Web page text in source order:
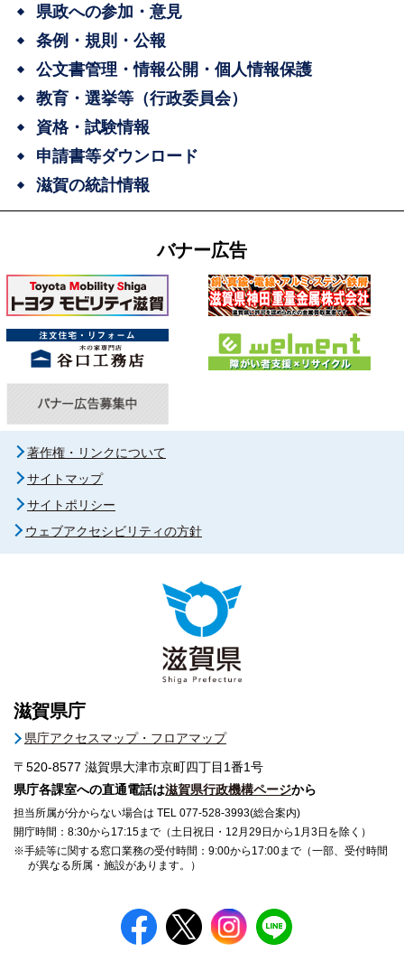
県政への参加・意見
条例・規則・公報
公文書管理・情報公開・個人情報保護
教育・選挙等（行政委員会）
資格・試験情報
申請書等ダウンロード
滋賀の統計情報
バナー広告
著作権・リンクについて
サイトマップ
サイトポリシー
ウェブアクセシビリティの方針
滋賀県庁
県庁アクセスマップ・フロアマップ
〒520-8577 滋賀県大津市京町四丁目1番1号
県庁各課室への直通電話は滋賀県行政機構ページから
担当所属が分からない場合は TEL 077-528-3993(総合案内)
開庁時間：8:30から17:15まで（土日祝日・12月29日から1月3日を除く）
※手続等に関する窓口業務の受付時間：9:00から17:00まで（一部、受付時間
が異なる所属・施設があります。）